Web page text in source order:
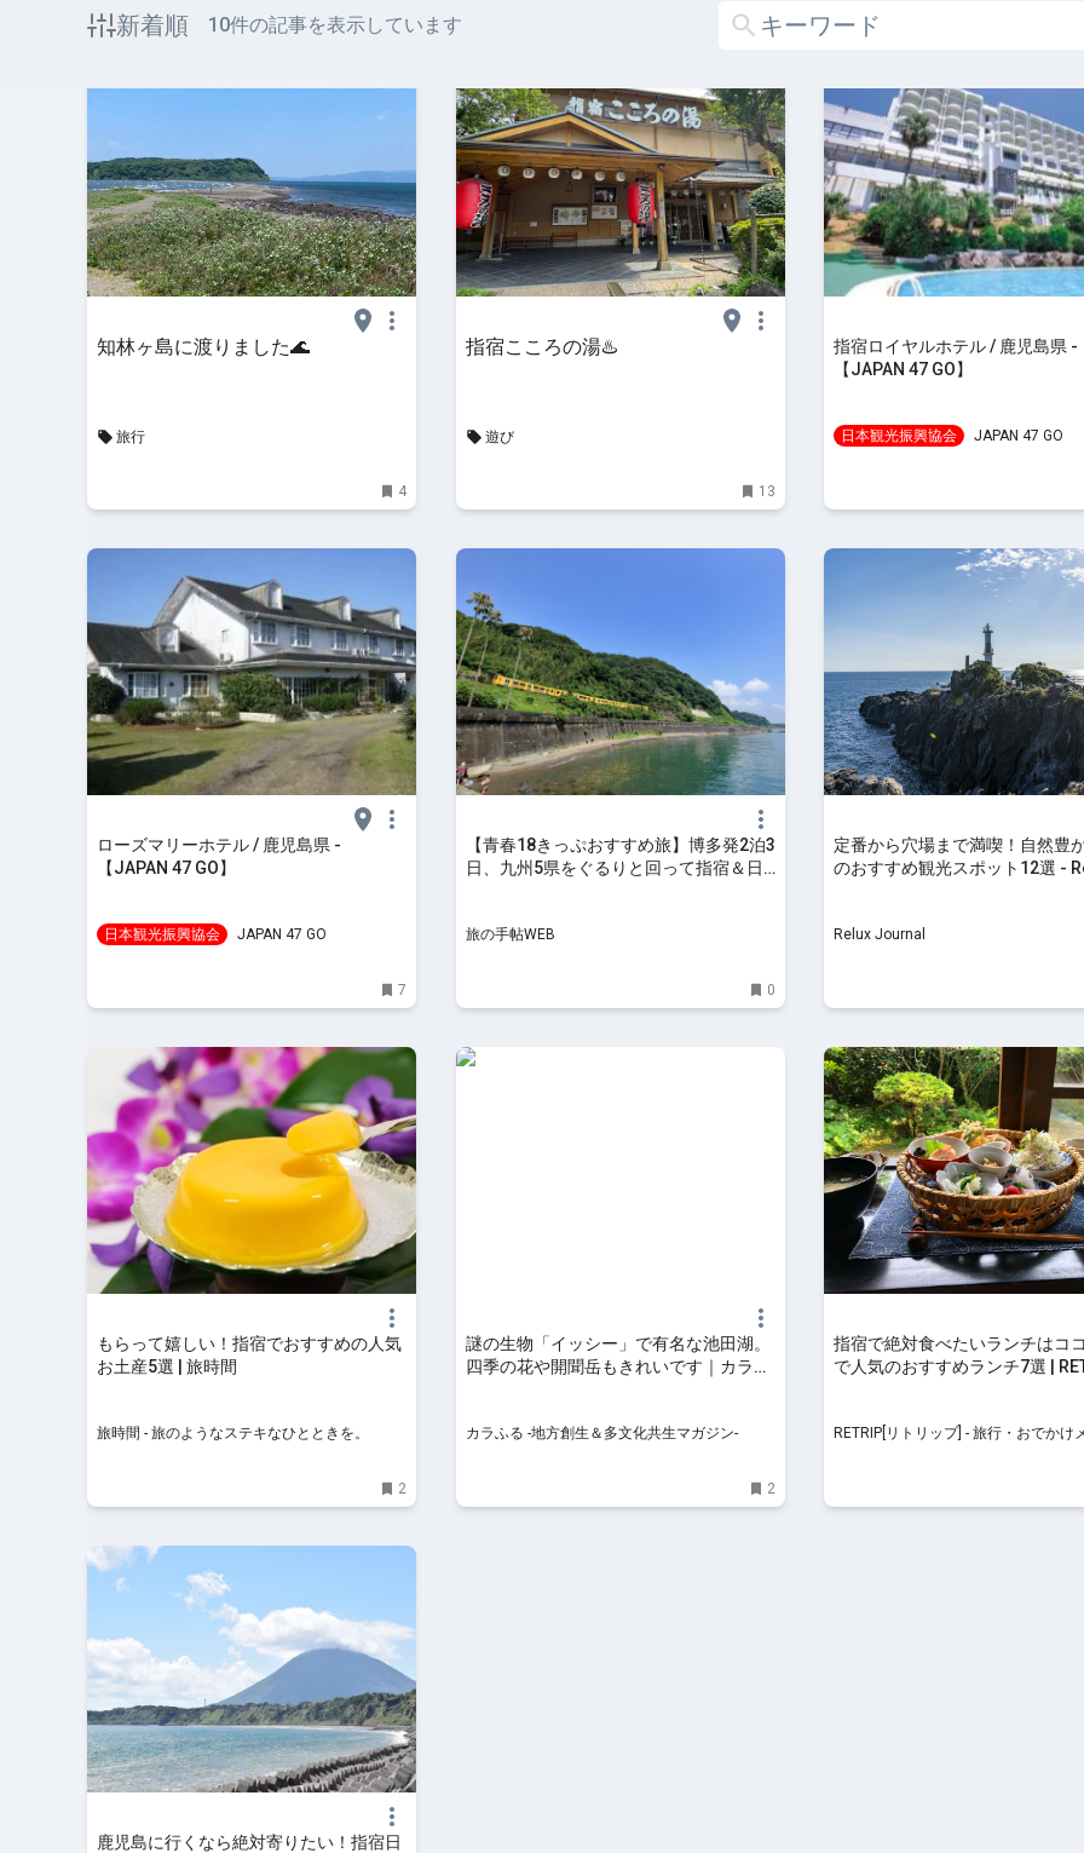
新着順 10件の記事を表示しています
知林ヶ島に渡りました🌊
旅行
4
指宿こころの湯♨️
遊び
13
指宿ロイヤルホテル / 鹿児島県 -
【JAPAN 47 GO】
日本観光振興協会 JAPAN 47 GO
ローズマリーホテル / 鹿児島県 -
【JAPAN 47 GO】
日本観光振興協会 JAPAN 47 GO
7
【青春18きっぷおすすめ旅】博多発2泊3
日、九州5県をぐるりと回って指宿＆日
旅の手帖WEB
0
定番から穴場まで満喫！自然豊
のおすすめ観光スポット12選 -
Relux Journal
もらって嬉しい！指宿でおすすめの人気
お土産5選 | 旅時間
旅時間 - 旅のようなステキなひとときを。
2
謎の生物「イッシー」で有名な池田湖。
四季の花や開聞岳もきれいです｜カラふ
カラふる -地方創生＆多文化共生マガジン-
2
指宿で絶対食べたいランチはコ
で人気のおすすめランチ7選 |
RETRIP[リトリップ] - 旅行・おでかけ
鹿児島に行くなら絶対寄りたい！指宿日